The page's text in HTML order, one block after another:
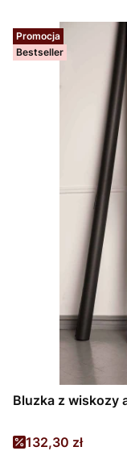
Promocja
Bestseller
Bluzka z wiskozy
Cena promocyjna
132,30 zł